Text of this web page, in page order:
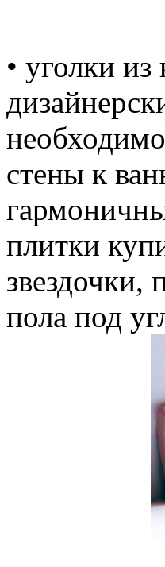
• уголки
стены к
плитки
звездочки,
пола под